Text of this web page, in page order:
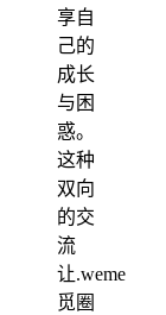
享自
己的
成长
与困
惑。
这种
双向
的交
流
让.weme
觅圈